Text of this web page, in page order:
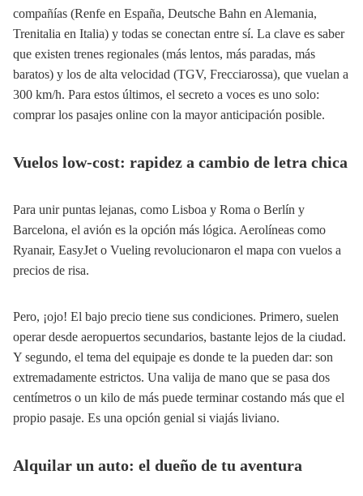
compañías (Renfe en España, Deutsche Bahn en Alemania,
Trenitalia en Italia) y todas se conectan entre sí. La clave es saber
que existen trenes regionales (más lentos, más paradas, más
baratos) y los de alta velocidad (TGV, Frecciarossa), que vuelan a
300 km/h. Para estos últimos, el secreto a voces es uno solo:
comprar los pasajes online con la mayor anticipación posible.
Vuelos low-cost: rapidez a cambio de letra chica
Para unir puntas lejanas, como Lisboa y Roma o Berlín y
Barcelona, el avión es la opción más lógica. Aerolíneas como
Ryanair, EasyJet o Vueling revolucionaron el mapa con vuelos a
precios de risa.
Pero, ¡ojo! El bajo precio tiene sus condiciones. Primero, suelen
operar desde aeropuertos secundarios, bastante lejos de la ciudad.
Y segundo, el tema del equipaje es donde te la pueden dar: son
extremadamente estrictos. Una valija de mano que se pasa dos
centímetros o un kilo de más puede terminar costando más que el
propio pasaje. Es una opción genial si viajás liviano.
Alquilar un auto: el dueño de tu aventura